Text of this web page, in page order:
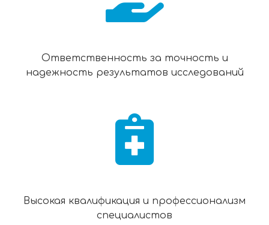
Ответственность за точность и
надежность результатов исследований
Высокая квалификация и профессионализм
специалистов